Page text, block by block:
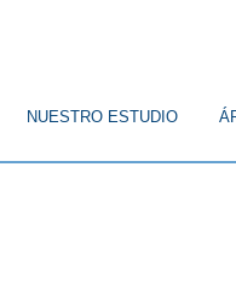
NUESTRO ESTUDIO